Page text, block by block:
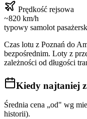
Prędkość rejsowa
~820 km/h
typowy samolot
Czas lotu z Poznań do
bezpośrednim. Loty z
zależności od długości
Kiedy najtaniej
Średnia cena „od" wg
historii).